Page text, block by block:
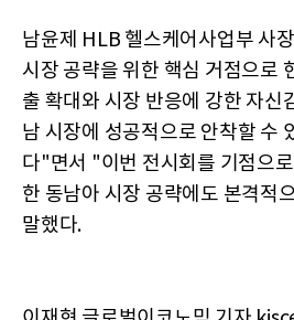
남윤제 HLB 헬스케어사업부 사
시장 공략을 위한 핵심 거점으로
출 확대와 시장 반응에 강한 자신
남 시장에 성공적으로 안착할 수
다"면서 "이번 전시회를 기점으
한 동남아 시장 공략에도 본격적
말했다.